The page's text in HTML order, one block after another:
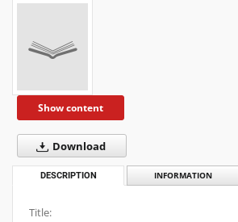
Show content
Download
DESCRIPTION INFORMATION
Title: